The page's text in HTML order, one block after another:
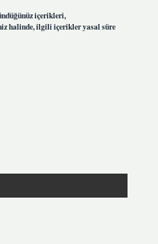
içerikleri,
halinde, ilgili içerikler yasal süre